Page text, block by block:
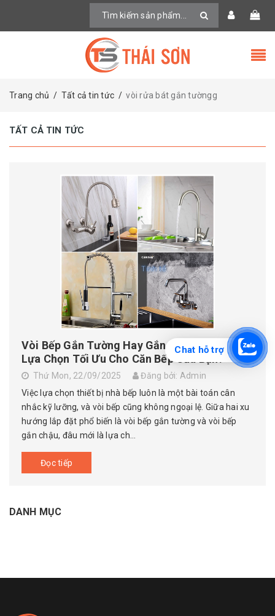
Trang chủ / Tất cả tin tức / vòi rửa bát gắn tườngg
TẤT CẢ TIN TỨC
Vòi Bếp Gắn Tường Hay Gắn Chậu - Đâu Là
Lựa Chọn Tối Ưu Cho Căn Bếp Của Bạn?
Thứ Mon, 22/09/2025
Đăng bởi: Admin
Việc lựa chọn thiết bị nhà bếp luôn là một bài toán cân
nhắc kỹ lưỡng, và vòi bếp cũng không ngoại lệ. Giữa hai xu
hướng lắp đặt phổ biến là vòi bếp gắn tường và vòi bếp
gắn chậu, đâu mới là lựa ch...
Đọc tiếp
DANH MỤC
Chat hỗ trợ